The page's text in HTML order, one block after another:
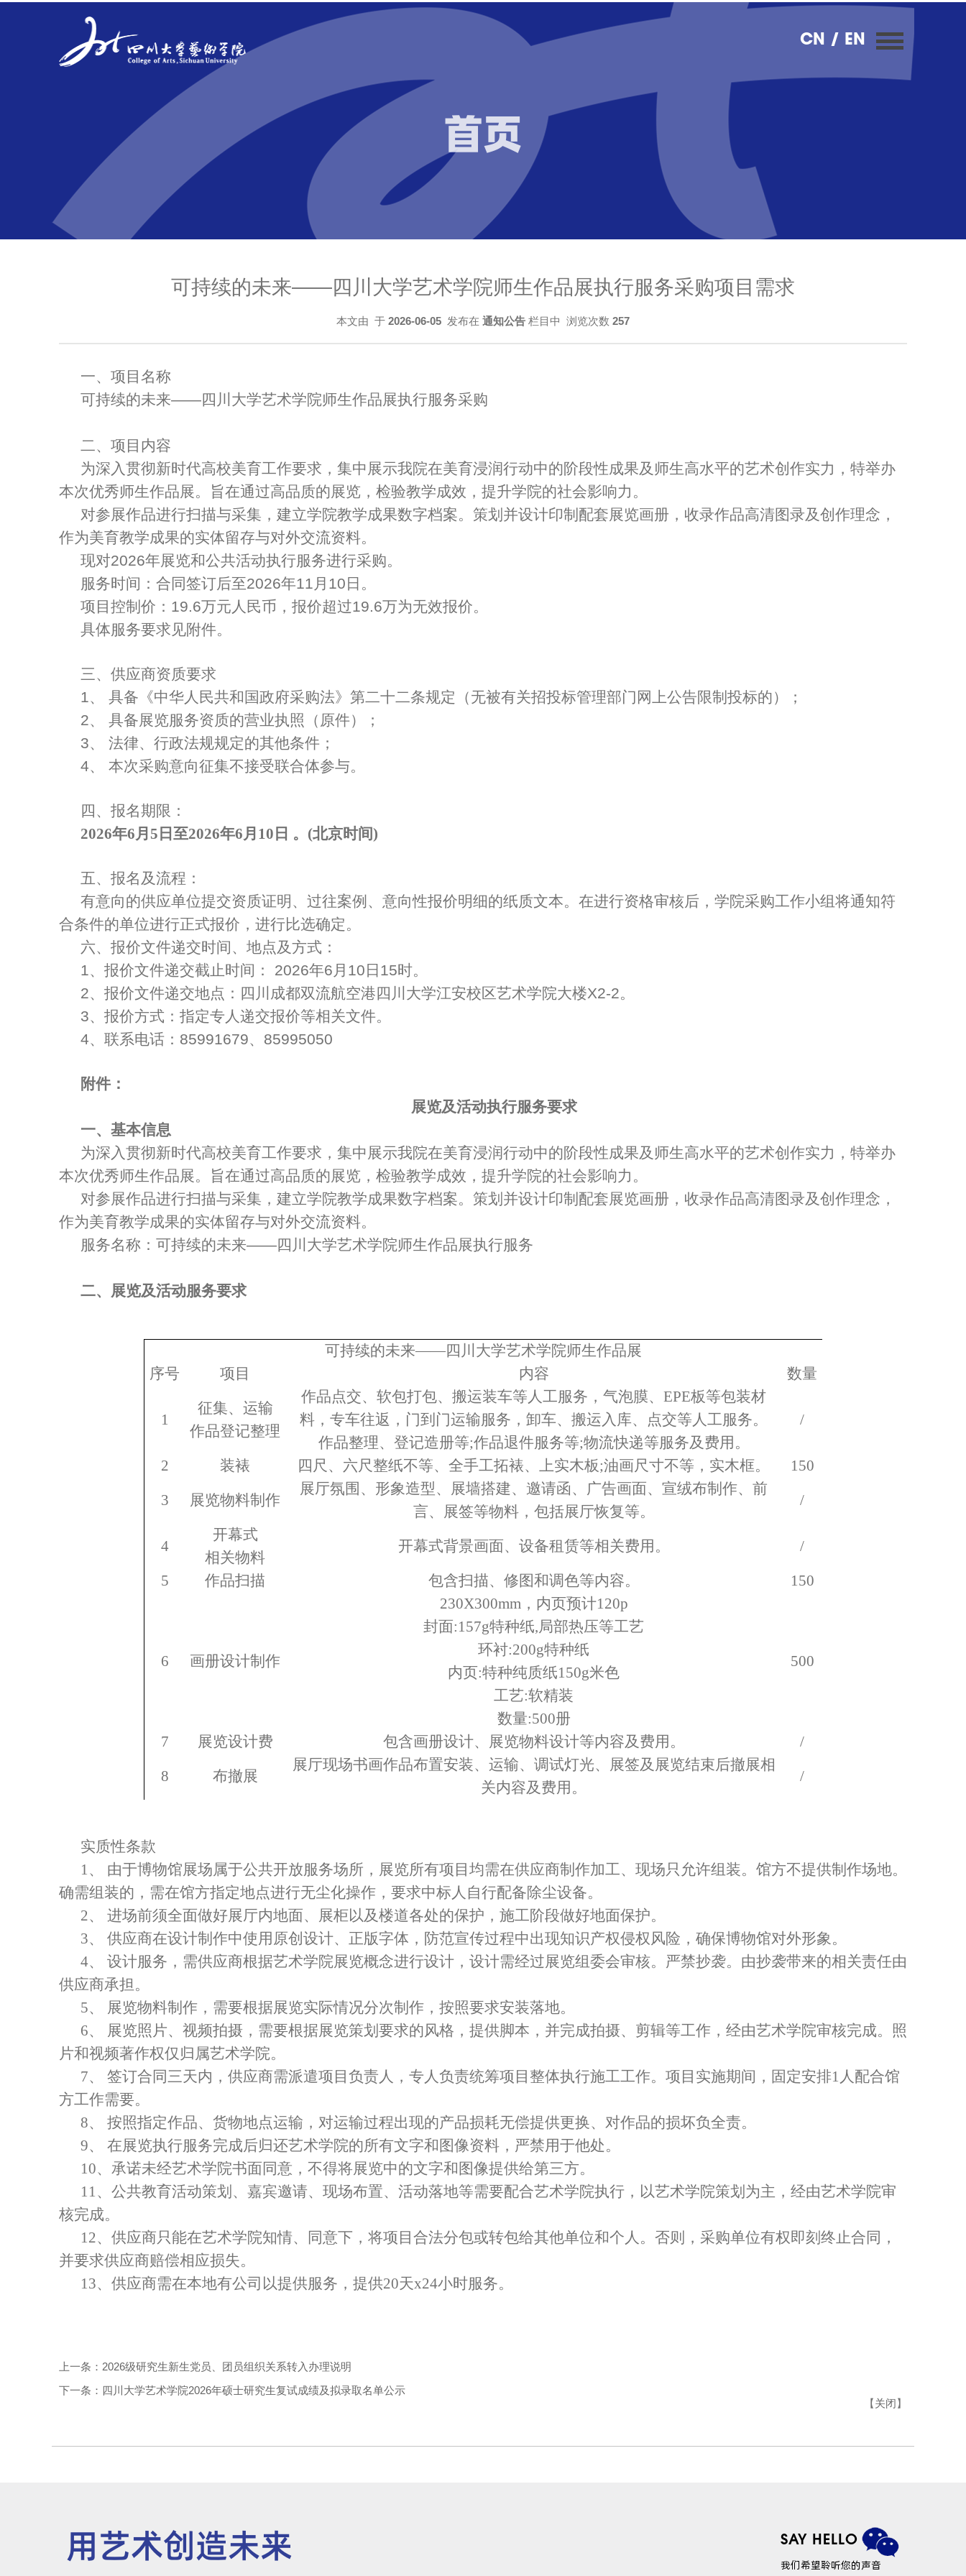
/ EN
CN
首页
可持续的未来——四川大学艺术学院师生作品展执行服务采购项目需求
本文由 于 2026-06-05 发布在 通知公告 栏目中 浏览次数 257
一、项目名称
可持续的未来——四川大学艺术学院师生作品展执行服务采购
二、项目内容
为深入贯彻新时代高校美育工作要求，集中展示我院在美育浸润行动中的阶段性成果及师生高水平的艺术创作实力，特举办
本次优秀师生作品展。旨在通过高品质的展览，检验教学成效，提升学院的社会影响力。
对参展作品进行扫描与采集，建立学院教学成果数字档案。策划并设计印制配套展览画册，收录作品高清图录及创作理念，
作为美育教学成果的实体留存与对外交流资料。
现对2026年展览和公共活动执行服务进行采购。
服务时间：合同签订后至2026年11月10日。
项目控制价：19.6万元人民币，报价超过19.6万为无效报价。
具体服务要求见附件。
三、供应商资质要求
1、 具备《中华人民共和国政府采购法》第二十二条规定（无被有关招投标管理部门网上公告限制投标的）；
2、 具备展览服务资质的营业执照（原件）；
3、 法律、行政法规规定的其他条件；
4、 本次采购意向征集不接受联合体参与。
四、报名期限：
2026年6月5日至2026年6月10日 。(北京时间)
五、报名及流程：
有意向的供应单位提交资质证明、过往案例、意向性报价明细的纸质文本。在进行资格审核后，学院采购工作小组将通知符
合条件的单位进行正式报价，进行比选确定。
六、报价文件递交时间、地点及方式：
1、报价文件递交截止时间： 2026年6月10日15时。
2、报价文件递交地点：四川成都双流航空港四川大学江安校区艺术学院大楼X2-2。
3、报价方式：指定专人递交报价等相关文件。
4、联系电话：85991679、85995050
附件：
展览及活动执行服务要求
一、基本信息
为深入贯彻新时代高校美育工作要求，集中展示我院在美育浸润行动中的阶段性成果及师生高水平的艺术创作实力，特举办
本次优秀师生作品展。旨在通过高品质的展览，检验教学成效，提升学院的社会影响力。
对参展作品进行扫描与采集，建立学院教学成果数字档案。策划并设计印制配套展览画册，收录作品高清图录及创作理念，
作为美育教学成果的实体留存与对外交流资料。
服务名称：可持续的未来——四川大学艺术学院师生作品展执行服务
二、展览及活动服务要求
可持续的未来——四川大学艺术学院师生作品展
序号
项目 内容 数量
1
征集、运输
作品登记整理
作品点交、软包打包、搬运装车等人工服务，气泡膜、EPE板等包装材
料，专车往返，门到门运输服务，卸车、搬运入库、点交等人工服务。
作品整理、登记造册等;作品退件服务等;物流快递等服务及费用。
/
2 装裱 四尺、六尺整纸不等、全手工拓裱、上实木板;油画尺寸不等，实木框。
150
3
展览物料制作
展厅氛围、形象造型、展墙搭建、邀请函、广告画面、宣绒布制作、前
言、展签等物料，包括展厅恢复等。
/
4
开幕式
相关物料
开幕式背景画面、设备租赁等相关费用。
/
5
作品扫描 包含扫描、修图和调色等内容。 150
6 画册设计制作
230X300mm，内页预计120p
封面:157g特种纸,局部热压等工艺
环衬:200g特种纸
内页:特种纯质纸150g米色
工艺:软精装
数量:500册
500
7 展览设计费 包含画册设计、展览物料设计等内容及费用。
/
8
布撤展
展厅现场书画作品布置安装、运输、调试灯光、展签及展览结束后撤展相
关内容及费用。
/
实质性条款
1、 由于博物馆展场属于公共开放服务场所，展览所有项目均需在供应商制作加工、现场只允许组装。馆方不提供制作场地。
确需组装的，需在馆方指定地点进行无尘化操作，要求中标人自行配备除尘设备。
2、 进场前须全面做好展厅内地面、展柜以及楼道各处的保护，施工阶段做好地面保护。
3、 供应商在设计制作中使用原创设计、正版字体，防范宣传过程中出现知识产权侵权风险，确保博物馆对外形象。
4、 设计服务，需供应商根据艺术学院展览概念进行设计，设计需经过展览组委会审核。严禁抄袭。由抄袭带来的相关责任由
供应商承担。
5、 展览物料制作，需要根据展览实际情况分次制作，按照要求安装落地。
6、 展览照片、视频拍摄，需要根据展览策划要求的风格，提供脚本，并完成拍摄、剪辑等工作，经由艺术学院审核完成。照
片和视频著作权仅归属艺术学院。
7、 签订合同三天内，供应商需派遣项目负责人，专人负责统筹项目整体执行施工工作。项目实施期间，固定安排1人配合馆
方工作需要。
8、 按照指定作品、货物地点运输，对运输过程出现的产品损耗无偿提供更换、对作品的损坏负全责。
9、 在展览执行服务完成后归还艺术学院的所有文字和图像资料，严禁用于他处。
10、承诺未经艺术学院书面同意，不得将展览中的文字和图像提供给第三方。
11、公共教育活动策划、嘉宾邀请、现场布置、活动落地等需要配合艺术学院执行，以艺术学院策划为主，经由艺术学院审
核完成。
12、供应商只能在艺术学院知情、同意下，将项目合法分包或转包给其他单位和个人。否则，采购单位有权即刻终止合同，
并要求供应商赔偿相应损失。
13、供应商需在本地有公司以提供服务，提供20天x24小时服务。
上一条：2026级研究生新生党员、团员组织关系转入办理说明
下一条：四川大学艺术学院2026年硕士研究生复试成绩及拟录取名单公示
【关闭】
用艺术创造未来
SAY HELLO
我们希望聆听您的声音